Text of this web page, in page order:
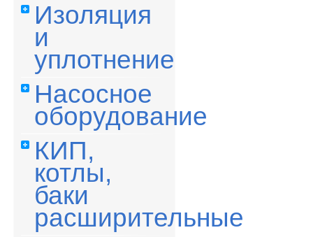
Изоляция
и
уплотнение
Насосное
оборудование
КИП,
котлы,
баки
расширительные